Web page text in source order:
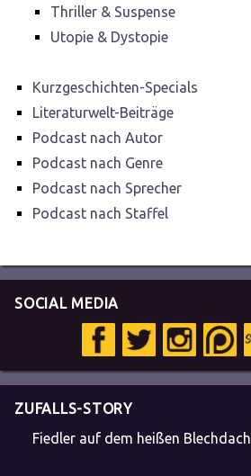
Thriller & Suspense
Utopie & Dystopie
Kurzgeschichten-Specials
Literaturwelt-Beiträge
Podcast nach Autor
Podcast nach Genre
Podcast nach Sprecher
Podcast nach Staffel
SOCIAL MEDIA
ZUFALLS-STORY
Fiedler auf dem heißen Blechdach